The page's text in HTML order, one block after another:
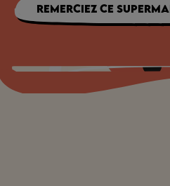
Remerciez ce